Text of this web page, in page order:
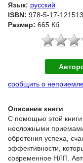
Язык: русский
ISBN: 978-5-17-
Размер: 665 Кб
сообщить о
Описание книги
С помощью этой книги
несложными
обретения успеха,
эффективности,
современное НЛП.